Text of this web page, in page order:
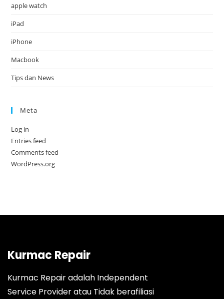
apple watch
iPad
iPhone
Macbook
Tips dan News
Meta
Log in
Entries feed
Comments feed
WordPress.org
Kurmac Repair
Kurmac Repair adalah Independent
Service Provider atau Tidak berafiliasi